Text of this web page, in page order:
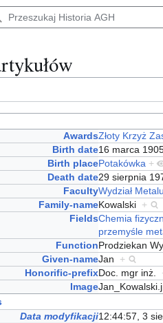
AwardsZłoty Krzyż
Birth date16 marca
Birth placePotakówka +
Death date29 sierpnia
FacultyWydział
Family-nameKowalski +
FieldsChemia
przemyśle
FunctionProdziekan
Given-nameJan +
Honorific-prefixDoc. mgr inż.
Image
Data modyfikacji12:44:57, 3